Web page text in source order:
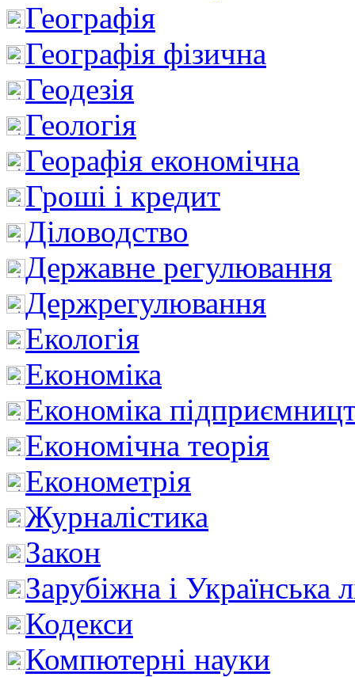
Географія
Географія фізична
Геодезія
Геологія
Георафія економічна
Гроші і кредит
Діловодство
Державне регулювання
Держрегулювання
Екологія
Економіка
Економіка
Економічна теорія
Економетрія
Журналістика
Закон
Зарубіжна і Українська
Кодекси
Компютерні науки